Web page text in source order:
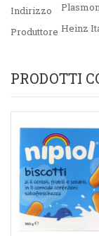
Indirizzo
Produttore Heinz
PRODOTTI